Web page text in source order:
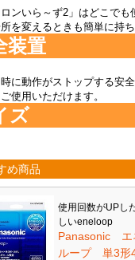
ロンいら～ず2」はどこで
を変えるときも簡単に持
装置
に動作がストップする安
使用いただけます。
ズ
め商品
使用回数がUPし
しいeneloop
Panasonic エ
ループ 単3形